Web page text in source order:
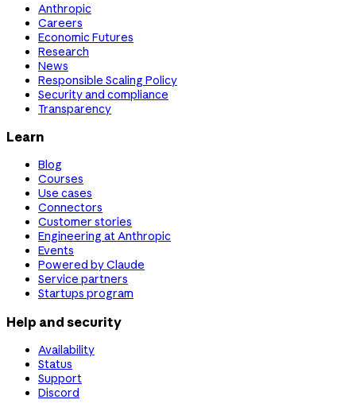
Anthropic
Careers
Economic Futures
Research
News
Responsible Scaling Policy
Security and compliance
Transparency
Learn
Blog
Courses
Use cases
Connectors
Customer stories
Engineering at Anthropic
Events
Powered by Claude
Service partners
Startups program
Help and security
Availability
Status
Support
Discord